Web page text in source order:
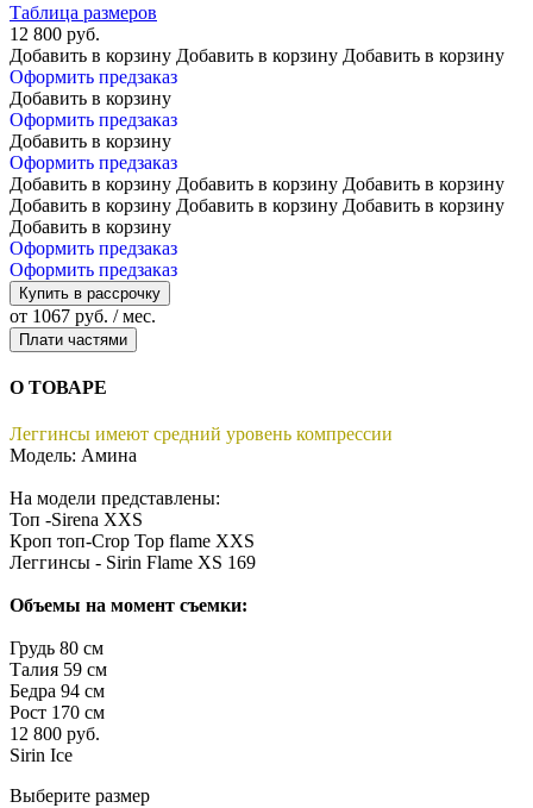
Таблица размеров
12 800 руб.
Добавить в корзину Добавить в корзину Добавить в корзину
Оформить предзаказ
Добавить в корзину
Оформить предзаказ
Добавить в корзину
Оформить предзаказ
Добавить в корзину Добавить в корзину Добавить в корзину
Добавить в корзину Добавить в корзину Добавить в корзину
Добавить в корзину
Оформить предзаказ
Оформить предзаказ
Купить в рассрочку
от 1067 руб. / мес.
Плати частями
О ТОВАРЕ
Леггинсы имеют средний уровень компрессии
Модель: Амина
На модели представлены:
Топ -Sirena XXS
Кроп топ-Crop Top flame XXS
Леггинсы - Sirin Flame XS 169
Объемы на момент съемки:
Грудь 80 см
Талия 59 см
Бедра 94 см
Рост 170 см
12 800 руб.
Sirin Ice
Выберите размер